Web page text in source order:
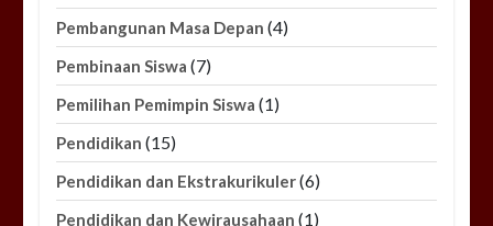
Pembangunan Masa Depan (4)
Pembinaan Siswa (7)
Pemilihan Pemimpin Siswa (1)
Pendidikan (15)
Pendidikan dan Ekstrakurikuler(6)
Pendidikan dan Kewirausahaan (1)